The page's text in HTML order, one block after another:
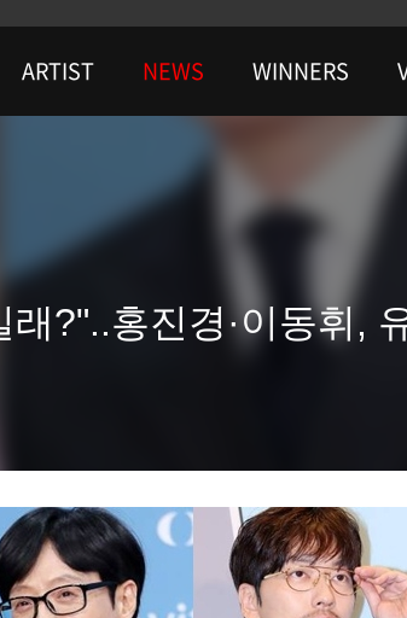
ARTIST NEWS WINNERS
?"..홍진경·이동휘,